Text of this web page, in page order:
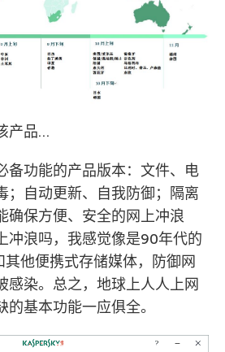
产品…
备功能的产品版本：文件、电
；自动更新、自我防御；隔离
确保方便、安全的网上冲浪
冲浪吗，我感觉像是90年代的
他便携式存储媒体，防御网
感染。总之，地球上人人上网
基本功能一应俱全。